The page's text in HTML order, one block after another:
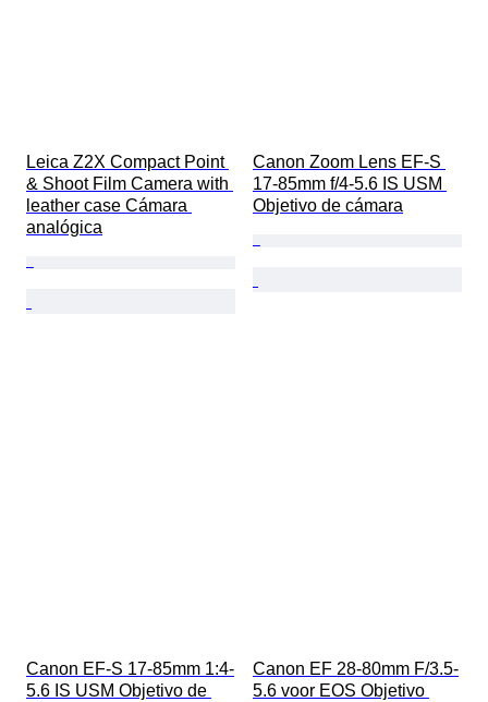
Leica Z2X Compact Point
& Shoot Film Camera with
leather case Cámara
analógica
Canon Zoom Lens EF-S
17-85mm f/4-5.6 IS USM
Objetivo de cámara
Canon EF-S 17-85mm 1:4-
5.6 IS USM Objetivo de
Canon EF 28-80mm F/3.5-
5.6 voor EOS Objetivo